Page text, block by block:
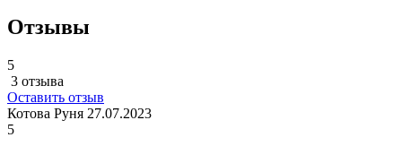
Отзывы
5
3 отзыва
Оставить отзыв
Котова Руня 27.07.2023
5